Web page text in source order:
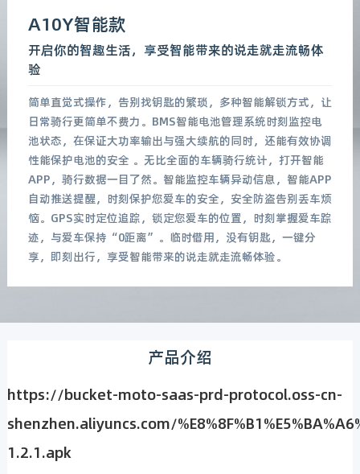
A10Y智能款
开启你的智趣生活，享受智能带来的说走就走流畅体
验
简单直觉式操作，告别找钥匙的繁琐，多种智能解锁方式，让
日常骑行更简单不费力。BMS智能电池管理系统时刻监控电
池状态，在保证大功率输出与强大续航的同时，还能有效协调
性能保护电池的安全 。无比全面的车辆骑行统计，打开智能
APP，骑行数据一目了然。智能监控车辆异动信息，智能APP
自动推送提醒，时刻保护您爱车的安全，安全防盗告别丢车烦
恼。GPS实时定位追踪，锁定您爱车的位置，时刻掌握爱车踪
迹，与爱车保持“0距离”。临时借用，没有钥匙，一键分
享，即刻出行，享受智能带来的说走就走流畅体验。
产品介绍
https://bucket-moto-saas-prd-protocol.oss-cn-
shenzhen.aliyuncs.com/
1.2.1.apk